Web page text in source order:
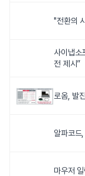
"전환의
사이냅소
전 제시”
로옴, 발
알파코드
마우저